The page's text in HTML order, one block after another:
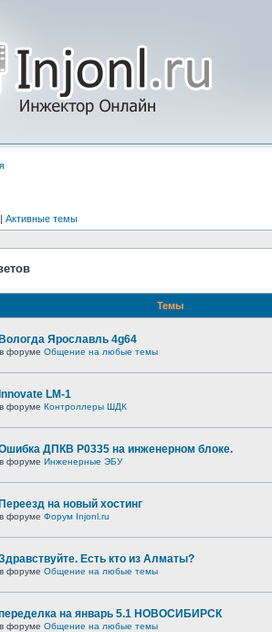
| Активные темы
Темы
Вологда Ярославль 4g64
в форуме Общение на любые темы
Innovate LM-1
в форуме Контроллеры ШДК
ДПКВ Р0335 на инженерном блоке.
в форуме Инженерные ЭБУ
Переезд на новый хостинг
в форуме Форум Injonl.ru
Есть кто из Алматы?
в форуме Общение на любые темы
на январь 5.1 НОВОСИБИРСК
в форуме Общение на любые темы